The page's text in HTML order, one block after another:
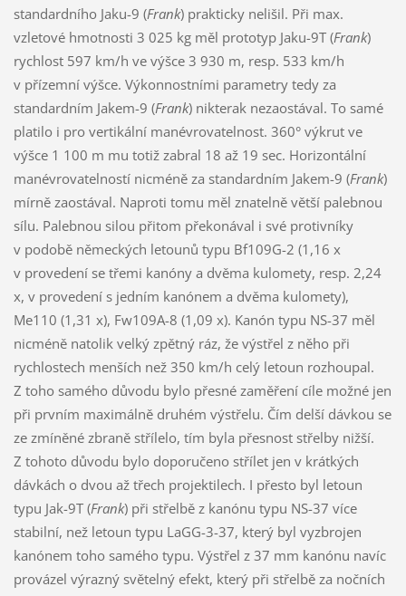
standardního Jaku-9 (Frank) prakticky nelišil. Při max.
vzletové hmotnosti 3 025 kg měl prototyp Jaku-9T (Frank)
rychlost 597 km/h ve výšce 3 930 m, resp. 533 km/h
v přízemní výšce. Výkonnostními parametry tedy za
standardním Jakem-9 (Frank) nikterak nezaostával. To samé
platilo i pro vertikální manévrovatelnost. 360° výkrut ve
výšce 1 100 m mu totiž zabral 18 až 19 sec. Horizontální
manévrovatelností nicméně za standardním Jakem-9 (Frank)
mírně zaostával. Naproti tomu měl znatelně větší palebnou
sílu. Palebnou silou přitom překonával i své protivníky
v podobě německých letounů typu Bf109G-2 (1,16 x
v provedení se třemi kanóny a dvěma kulomety, resp. 2,24
x, v provedení s jedním kanónem a dvěma kulomety),
Me110 (1,31 x), Fw109A-8 (1,09 x). Kanón typu NS-37 měl
nicméně natolik velký zpětný ráz, že výstřel z něho při
rychlostech menších než 350 km/h celý letoun rozhoupal.
Z toho samého důvodu bylo přesné zaměření cíle možné jen
při prvním maximálně druhém výstřelu. Čím delší dávkou se
ze zmíněné zbraně střílelo, tím byla přesnost střelby nižší.
Z tohoto důvodu bylo doporučeno střílet jen v krátkých
dávkách o dvou až třech projektilech. I přesto byl letoun
typu Jak-9T (Frank) při střelbě z kanónu typu NS-37 více
stabilní, než letoun typu LaGG-3-37, který byl vyzbrojen
kanónem toho samého typu. Výstřel z 37 mm kanónu navíc
provázel výrazný světelný efekt, který při střelbě za nočních